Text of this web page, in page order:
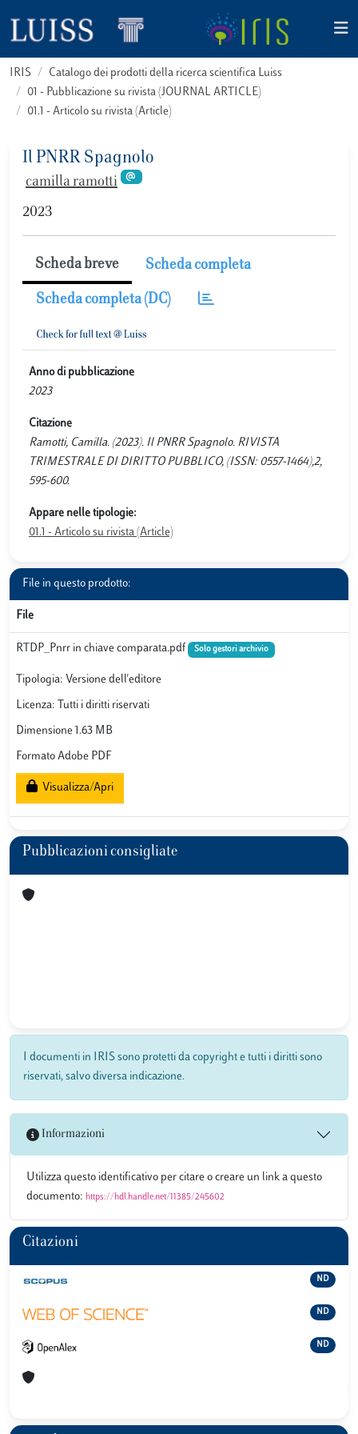
IRIS
Catalogo dei prodotti della ricerca scientifica Luiss
01 - Pubblicazione su rivista (JOURNAL ARTICLE)
01.1 - Articolo su rivista (Article)
Il PNRR Spagnolo
camilla ramotti
2023
Scheda breve Scheda completa
Scheda completa (DC)
Anno di pubblicazione
2023
Citazione
Ramotti, Camilla. (2023). Il PNRR Spagnolo. RIVISTA
TRIMESTRALE DI DIRITTO PUBBLICO, (ISSN: 0557-1464),2,
595-600.
Appare nelle tipologie:
01.1 - Articolo su rivista (Article)
File in questo prodotto:
File
RTDP_Pnrr in chiave comparata.pdf Solo gestori archivio
Tipologia: Versione dell'editore
Licenza: Tutti i diritti riservati
Dimensione 1.63 MB
Formato Adobe PDF
Visualizza/Apri
Pubblicazioni consigliate
I documenti in IRIS sono protetti da copyright e tutti i diritti sono
riservati, salvo diversa indicazione.
Informazioni
Utilizza questo identificativo per citare o creare un link a questo
documento: https://hdl.handle.net/11385/245602
Citazioni
ND
ND
ND